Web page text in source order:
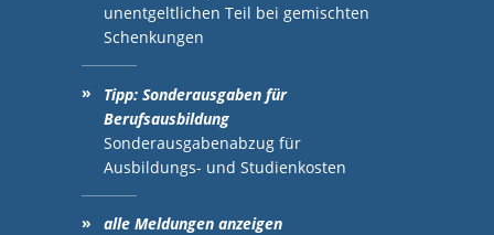
unentgeltlichen Teil bei gemischten
Schenkungen
Tipp: Sonderausgaben für
Berufsausbildung
Sonderausgabenabzug für
Ausbildungs- und Studienkosten
alle Meldungen anzeigen